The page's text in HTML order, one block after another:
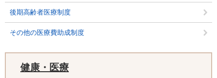
後期高齢者医療制度
その他の医療費助成制度
健康・医療